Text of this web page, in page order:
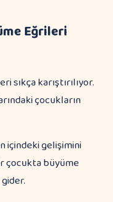
Eğrileri
karıştırılıyor.
çocukların
içindeki gelişimini
çocukta büyüme